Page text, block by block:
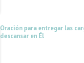
Oración para entregar las
descansar en Él